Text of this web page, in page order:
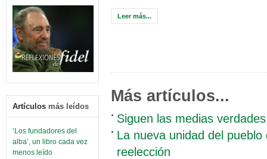
Artículos más leídos
‘Los fundadores del
alba’, un libro cada vez
menos leído
Leer más...
Más artículos...
Siguen las medias
La nueva unidad del
reelección